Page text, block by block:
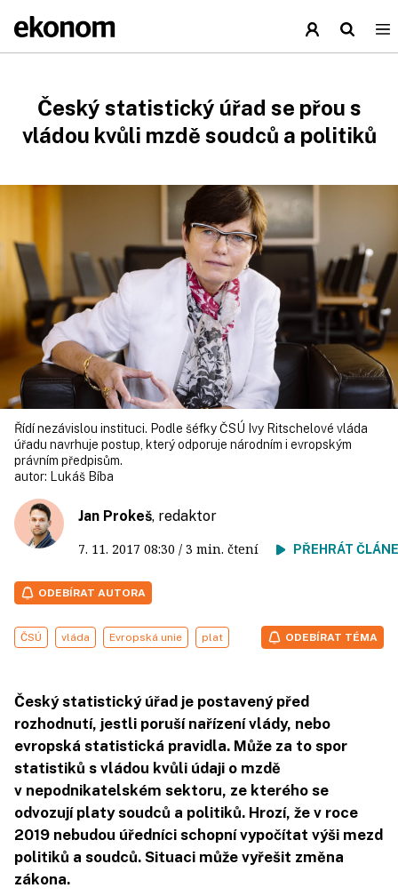
Český statistický úřad se přou s
vládou kvůli mzdě soudců a politiků
Řídí nezávislou instituci. Podle šéfky ČSÚ Ivy Ritschelové vláda
úřadu navrhuje postup, který odporuje národním i evropským
právním předpisům.
autor:
Lukáš Bíba
Jan Prokeš, redaktor
7. 11. 2017 08:30 / 3 min. čtení PŘEHRÁT
ODEBÍRAT AUTORA
ČSÚ vláda Evropská unie plat ODEBÍRAT TÉMA
Český statistický úřad je postavený před
rozhodnutí, jestli poruší nařízení vlády, nebo
evropská statistická pravidla. Může za to spor
statistiků s vládou kvůli údaji o mzdě
v nepodnikatelském sektoru, ze kterého se
odvozují platy soudců a politiků. Hrozí, že v roce
2019 nebudou úředníci schopní vypočítat výši mezd
politiků a soudců. Situaci může vyřešit změna
zákona.